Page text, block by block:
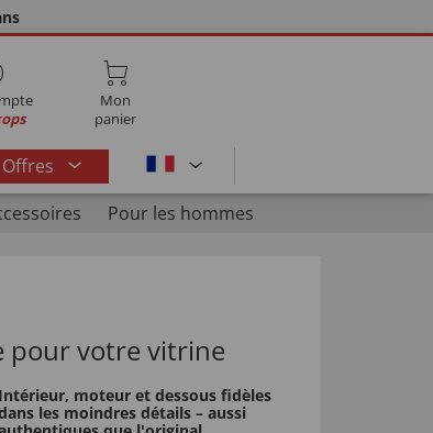
Mon
panier
Offres
Pour les hommes
pour votre vitrine
Intérieur, moteur et dessous fidèles
les moindres détails – aussi